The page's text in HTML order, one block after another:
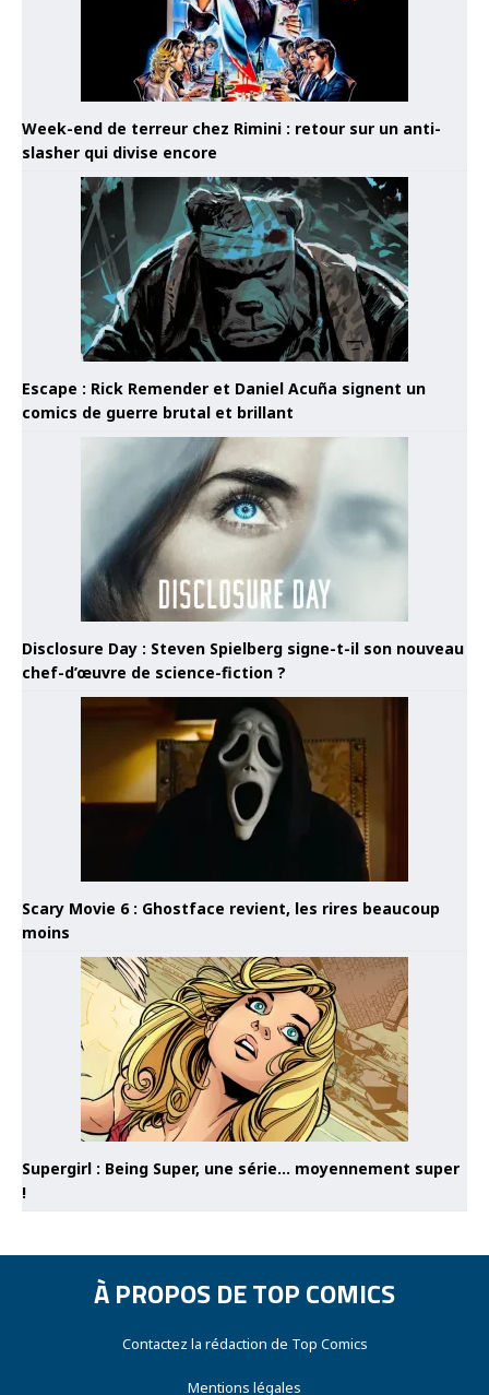
Week-end de terreur chez Rimini : retour sur un anti-
slasher qui divise encore
Escape : Rick Remender et Daniel Acuña signent un
comics de guerre brutal et brillant
Disclosure Day : Steven Spielberg signe-t-il son nouveau
chef-d’œuvre de science-fiction ?
Scary Movie 6 : Ghostface revient, les rires beaucoup
moins
Supergirl : Being Super, une série… moyennement super
!
À PROPOS DE TOP COMICS
Contactez la rédaction de Top Comics
Mentions légales